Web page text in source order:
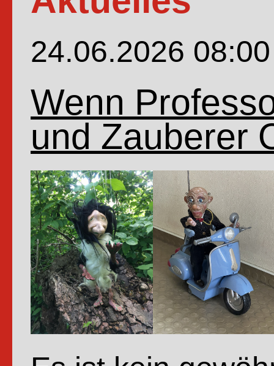
24.06.2026 08:00
Wenn
und Zauberer